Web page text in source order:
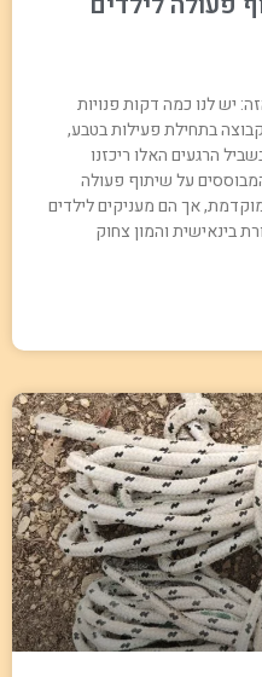
יש לנו כמה דקות פנויות
בתחילת פעילות בטבע,
הרגעים האלו ריכזנו
המבוססים על שיתוף פעולה
אך הם מעניקים לילדים
בינאישית והמון צחוק